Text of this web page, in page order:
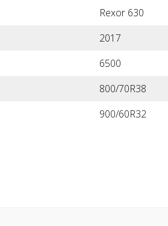
Rexor 630
2017
6500
800/70R38
900/60R32